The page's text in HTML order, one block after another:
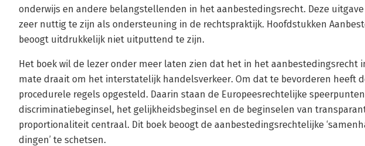
onderwijs en andere belangstellenden in het aanbestedingsrecht. Deze
zeer nuttig te zijn als ondersteuning in de rechtspraktijk. Hoofdstukken
beoogt uitdrukkelijk niet uitputtend te zijn.
Het boek wil de lezer onder meer laten zien dat het in het aanbestedingsrecht
mate draait om het interstatelijk handelsverkeer. Om dat te bevorderen heeft
procedurele regels opgesteld. Daarin staan de Europeesrechtelijke
discriminatiebeginsel, het gelijkheidsbeginsel en de beginselen van
proportionaliteit centraal. Dit boek beoogt de aanbestedingsrechtelijke
dingen’ te schetsen.